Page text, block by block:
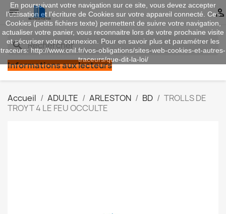
 
search
Informations aux lecteurs
Accueil ADULTE ARLESTON BD
TROLLS DE
TROY T 4 LE FEU OCCULTE
En poursuivant votre navigation sur ce site, vous devez accepter
l’utilisation et l'écriture de Cookies sur votre appareil connecté. Ces
Cookies (petits fichiers texte) permettent de suivre votre navigation,
actualiser votre panier, vous reconnaitre lors de votre prochaine visite
et sécuriser votre connexion. Pour en savoir plus et paramétrer les
traceurs: http://www.cnil.fr/vos-obligations/sites-web-cookies-et-autres-
traceurs/que-dit-la-loi/